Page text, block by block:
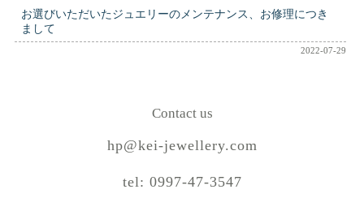
お選びいただいたジュエリーのメンテナンス、お修理につき
まして
2022-07-29
Contact us
hp@kei-jewellery.com
tel: 0997-47-3547